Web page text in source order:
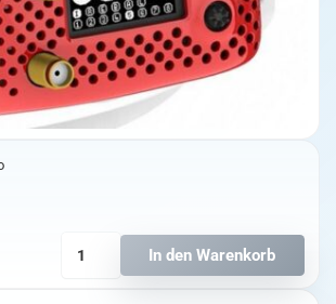
ImmersionRC
In den Warenkorb